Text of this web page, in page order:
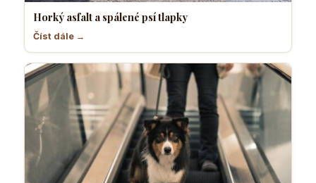
Horký asfalt a spálené psí tlapky
Číst dále →